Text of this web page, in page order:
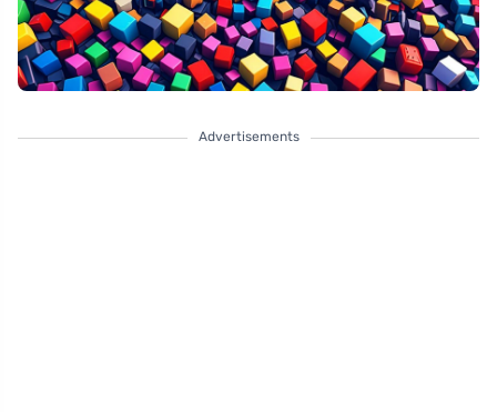
Advertisements